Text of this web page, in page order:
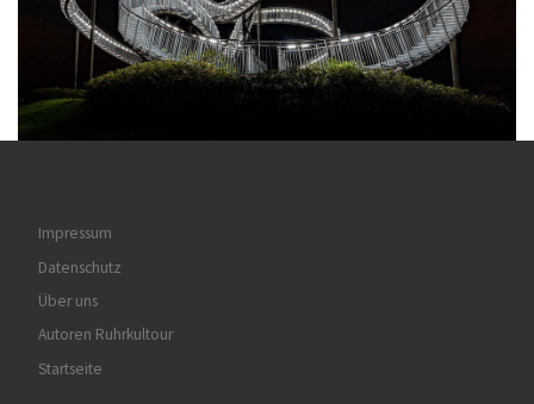
Impressum
Datenschutz
Über uns
Autoren Ruhrkultour
Startseite